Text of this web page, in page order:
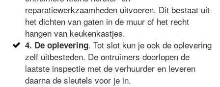
reparatiewerkzaamheden uitvoeren. Dit bestaat uit
het dichten van gaten in de muur of het recht
hangen van keukenkastjes.
4. De oplevering. Tot slot kun je ook de oplevering
zelf uitbesteden. De ontruimers doorlopen de
laatste inspectie met de verhuurder en leveren
daarna de sleutels voor je in.